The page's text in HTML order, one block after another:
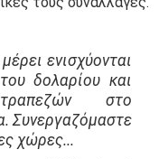
ενισχύονται
δολαρίου και
στο
Συνεργαζόμαστε
χώρες...